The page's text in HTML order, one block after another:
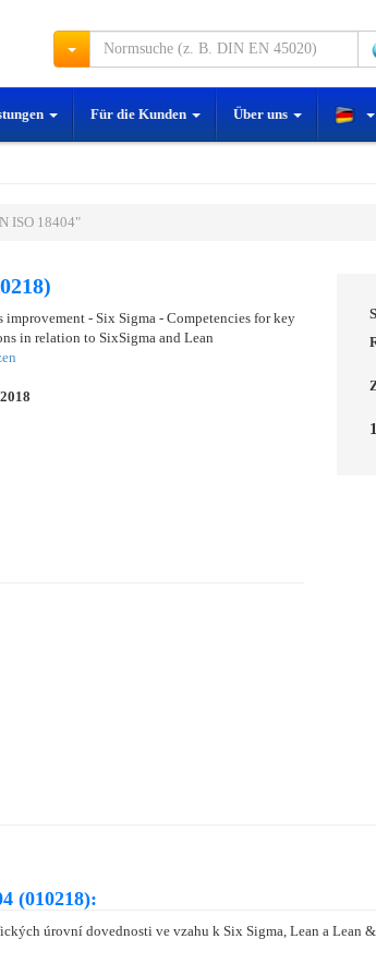
Für die Kunden Über uns
ISO 18404"
- Six Sigma - Competencies for key
in relation to SixSigma and Lean
(010218):
úrovní dovednosti ve vzahu k Six Sigma, Lean a Lean